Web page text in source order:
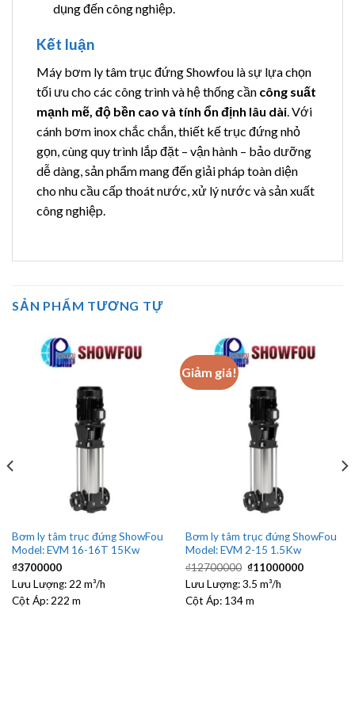
dụng đến công nghiệp.
Kết luận
Máy bơm ly tâm trục đứng Showfou là sự lựa chọn
tối ưu cho các công trình và hệ thống cần công suất
mạnh mẽ, độ bền cao và tính ổn định lâu dài. Với
cánh bơm inox chắc chắn, thiết kế trục đứng nhỏ
gọn, cùng quy trình lắp đặt – vận hành – bảo dưỡng
dễ dàng, sản phẩm mang đến giải pháp toàn diện
cho nhu cầu cấp thoát nước, xử lý nước và sản xuất
công nghiệp.
SẢN PHẨM TƯƠNG TỰ
Bơm ly tâm trục đứng ShowFou
Model: EVM 16-16T 15Kw
₫3700000
Lưu Lượng: 22 m³/h
Cột Áp: 222 m
Giảm giá!
Bơm ly tâm trục đứng ShowFou
Model: EVM 2-15 1.5Kw
₫12700000 Giá
gốc
là:
₫11000000Giá
hiện
Lưu Lượng:3.5 m³/h
Cột Áp: 134 m